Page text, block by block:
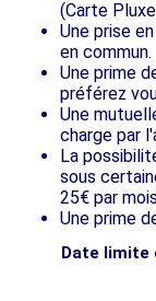
(Carte
Une prise
en commun.
Une prime
préférez
Une
charge par
La
sous
25€ par
Une prime
Date limite